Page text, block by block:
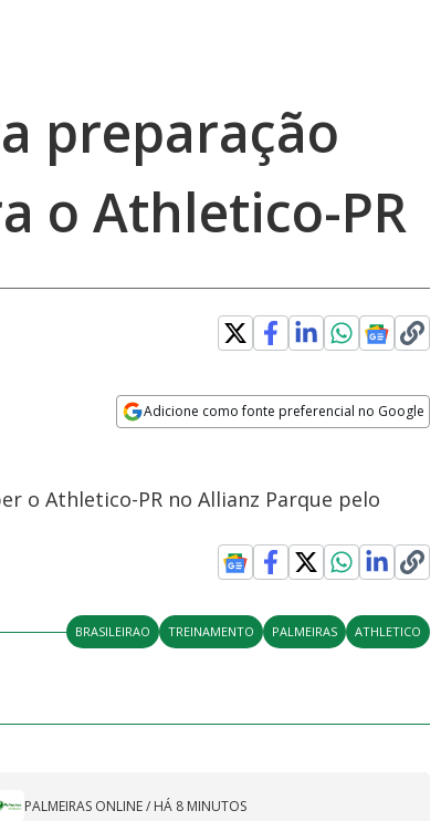
preparação
o Athletico-PR
Adicione como fonte preferencial no Google
o Athletico-PR no Allianz Parque pelo
BRASILEIRAO TREINAMENTO PALMEIRAS ATHLETICO
PALMEIRAS ONLINE/ HÁ 8 MINUTOS